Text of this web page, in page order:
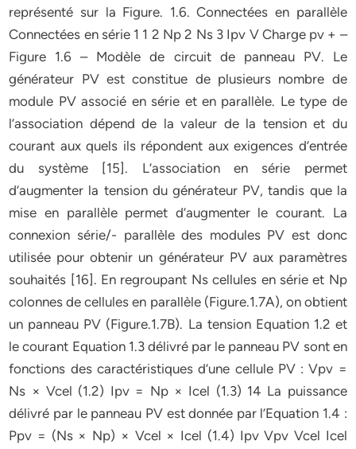
représenté sur la Figure. 1.6. Connectées en parallèle
Connectées en série 1 1 2 Np 2 Ns 3 Ipv V Charge pv + –
Figure 1.6 – Modèle de circuit de panneau PV. Le
générateur PV est constitue de plusieurs nombre de
module PV associé en série et en parallèle. Le type de
l’association dépend de la valeur de la tension et du
courant aux quels ils répondent aux exigences d’entrée
du système [15]. L’association en série permet
d’augmenter la tension du générateur PV, tandis que la
mise en parallèle permet d’augmenter le courant. La
connexion série/- parallèle des modules PV est donc
utilisée pour obtenir un générateur PV aux paramètres
souhaités [16]. En regroupant Ns cellules en série et Np
colonnes de cellules en parallèle (Figure.1.7A), on obtient
un panneau PV (Figure.1.7B). La tension Equation 1.2 et
le courant Equation 1.3 délivré par le panneau PV sont en
fonctions des caractéristiques d’une cellule PV : Vpv =
Ns × Vcel (1.2) Ipv = Np × Icel (1.3) 14 La puissance
délivré par le panneau PV est donnée par l’Equation 1.4 :
Ppv = (Ns × Np) × Vcel × Icel (1.4) Ipv Vpv Vcel Icel